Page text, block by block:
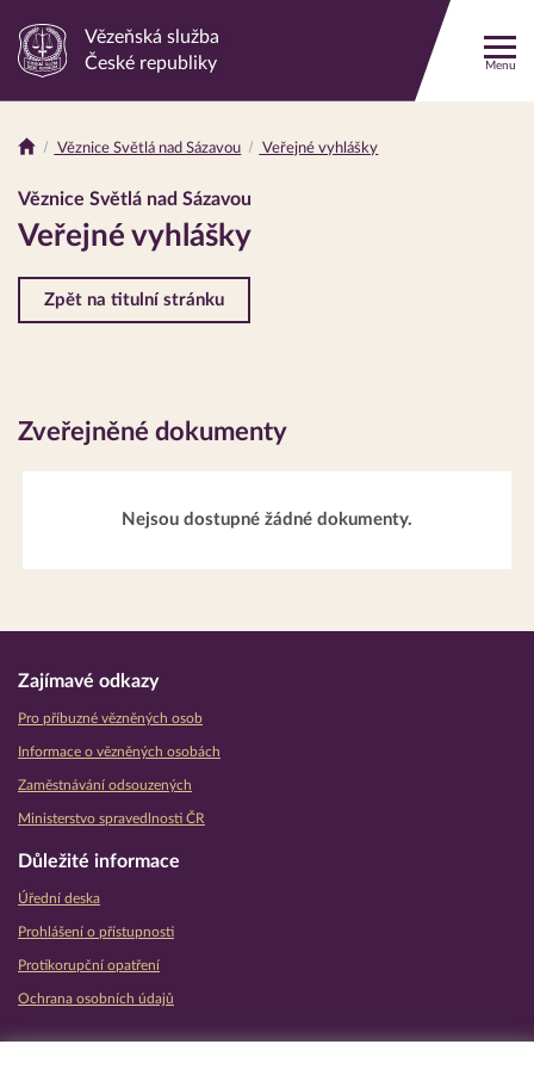
Odkaz
stránku
Vězeňská služba
České republiky
Menu
Drobečková
navigace
Věznice Světlá nad Sázavou Veřejné vyhlášky
Věznice Světlá nad Sázavou
Veřejné vyhlášky
Zpět na titulní stránku
Zveřejněné dokumenty
Nejsou dostupné žádné dokumenty.
Zajímavé odkazy
Pro příbuzné vězněných osob
Informace o vězněných osobách
Zaměstnávání odsouzených
Ministerstvo spravedlnosti ČR
Důležité informace
Úřední deska
Prohlášení o přístupnosti
Protikorupční opatření
Ochrana osobních údajů